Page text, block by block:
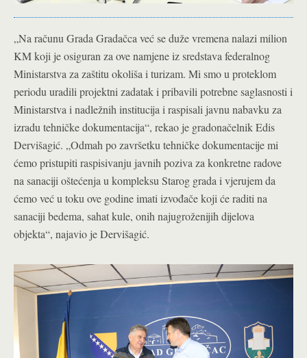
„Na računu Grada Gradačca već se duže vremena nalazi milion
KM koji je osiguran za ove namjene iz sredstava federalnog
Ministarstva za zaštitu okoliša i turizam. Mi smo u proteklom
periodu uradili projektni zadatak i pribavili potrebne saglasnosti i
Ministarstva i nadležnih institucija i raspisali javnu nabavku za
izradu tehničke dokumentacija“, rekao je gradonačelnik Edis
Dervišagić. „Odmah po završetku tehničke dokumentacije mi
ćemo pristupiti raspisivanju javnih poziva za konkretne radove
na sanaciji oštećenja u kompleksu Starog grada i vjerujem da
ćemo već u toku ove godine imati izvođače koji će raditi na
sanaciji bedema, sahat kule, onih najugroženijih dijelova
objekta“, najavio je Dervišagić.